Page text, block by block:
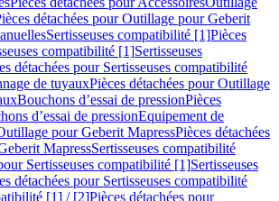
détachées pour Outillage pour Geberit
Sertisseuses compatibilité [1]Pièces
compatibilité [1]Sertisseuses
détachées pour Sertisseuses compatibilité
de tuyauxPièces détachées pour Outillage
Bouchons d’essai de pressionPièces
d’essai de pressionEquipement de
pour Geberit MapressPièces détachées
MapressSertisseuses compatibilité
Sertisseuses compatibilité [1]Sertisseuses
détachées pour Sertisseuses compatibilité
[1] / [2]Pièces détachées pour